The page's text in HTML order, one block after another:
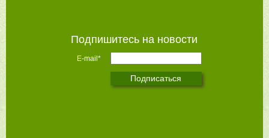
Подпишитесь на новости
E-mail*